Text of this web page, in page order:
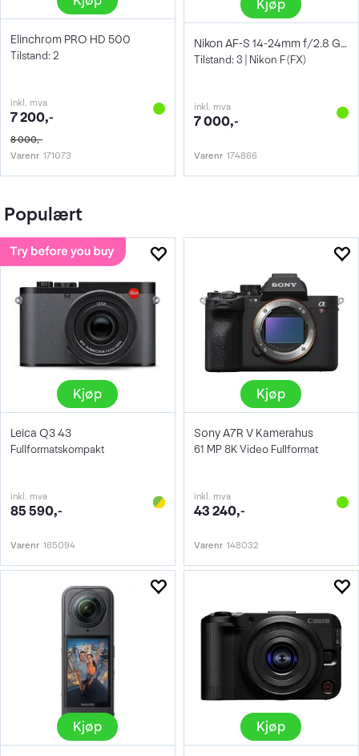
Elinchrom PRO HD 500
Tilstand: 2
inkl. mva
7 200,-
8 000,-
Varenr 171073
Kjøp
Nikon AF-S 14-24mm f/2.8 G ED
Tilstand: 3 | Nikon F (FX)
inkl. mva
7 000,-
Varenr 174866
Populært
Kjøp
Leica Q3 43
Fullformatskompakt
inkl. mva
85 590,-
Varenr 165094
Kjøp
Sony A7R V Kamerahus
61 MP 8K Video Fullformat
inkl. mva
43 240,-
Varenr 148032
Kjøp Kjøp